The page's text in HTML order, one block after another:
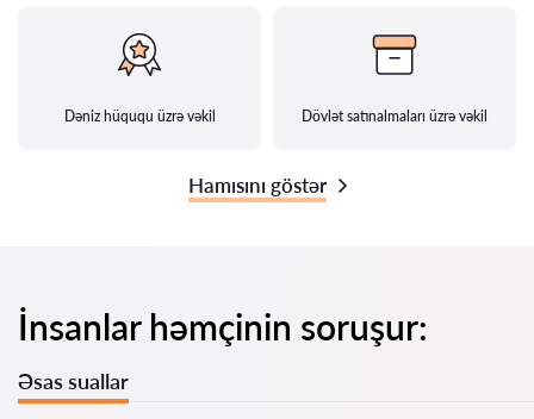
Dəniz hüququ üzrə vəkil Dövlət satınalmaları üzrə vəkil
Hamısını göstər
İnsanlar həmçinin soruşur:
Əsas suallar